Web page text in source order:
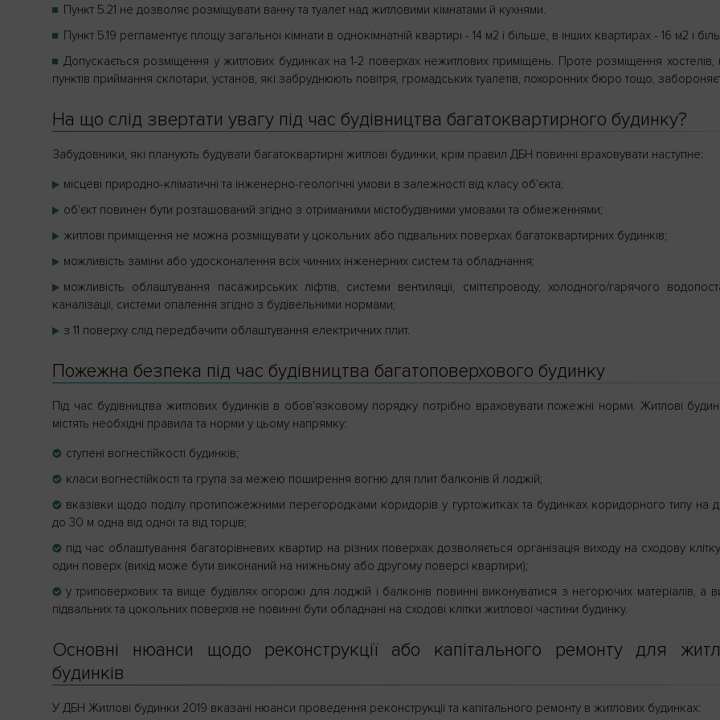
Пункт 5.21 не дозволяє розміщувати ванну та туалет над житловими кімнатами й кухнями.
Пункт 5.19 регламентує площу загальної кімнати в однокімнатній квартирі - 14 м2 і більше, в інших квартирах - 16 м2 і
Допускається розміщення у житлових будинках на 1-2 поверхах нежитлових приміщень. Проте розміщення хостелів,
пунктів приймання склотари, установ, які забруднюють повітря, громадських туалетів, похоронних бюро тощо,
На що слід звертати увагу під час будівництва багатоквартирного будинку?
Забудовники, які планують будувати багатоквартирні житлові будинки, крім правил ДБН повинні враховувати наступне:
місцеві природно-кліматичні та інженерно-геологічні умови в залежності від класу об'єкта;
об'єкт повинен бути розташований згідно з отриманими містобудівними умовами та обмеженнями;
житлові приміщення не можна розміщувати у цокольних або підвальних поверхах багатоквартирних будинків;
можливість заміни або удосконалення всіх чинних інженерних систем та обладнання;
можливість облаштування пасажирських ліфтів, системи вентиляції, сміттєпроводу, холодного/гарячого
каналізації, системи опалення згідно з будівельними нормами;
з 11 поверху слід передбачити облаштування електричних плит.
Пожежна безпека під час будівництва багатоповерхового будинку
Під час будівництва житлових будинків в обов'язковому порядку потрібно враховувати пожежні норми. Житлові
містять необхідні правила та норми у цьому напрямку:
ступені вогнестійкості будинків;
класи вогнестійкості та група за межею поширення вогню для плит балконів й лоджій;
вказівки щодо поділу протипожежними перегородками коридорів у гуртожитках та будинках коридорного типу на
до 30 м одна від одної та від торців;
під час облаштування багаторівневих квартир на різних поверхах дозволяється організація виходу на сходову
один поверх (вихід може бути виконаний на нижньому або другому поверсі квартири);
у триповерхових та вище будівлях огорожі для лоджій і балконів повинні виконуватися з негорючих матеріалів, а
підвальних та цокольних поверхів не повинні бути обладнані на сходові клітки житлової частини будинку.
Основні нюанси щодо реконструкції або капітального ремонту для
будинків
У ДБН Житлові будинки 2019 вказані нюанси проведення реконструкції та капітального ремонту в житлових будинках: